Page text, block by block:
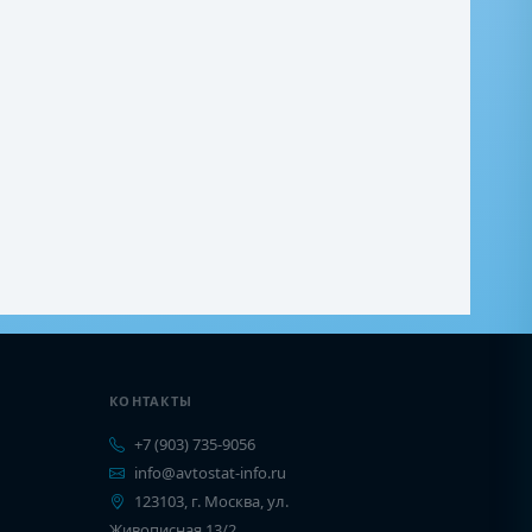
КОНТАКТЫ
+7 (903) 735-9056
info@avtostat-info.ru
123103, г. Москва, ул.